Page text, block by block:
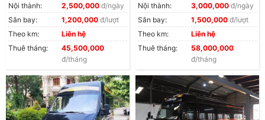
Nội thành:
2,500,000 đ/ngày
Sân bay:
1,200,000 đ/lượt
Theo km:
Liên hệ
Thuê tháng:
45,500,000
đ/tháng
Nội thành:
3,000,000 đ/ngày
Sân bay:
1,500,000 đ/lượt
Theo km:
Liên hệ
Thuê tháng:
58,000,000
đ/tháng